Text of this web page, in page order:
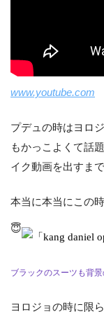
www.youtube.com
プデュの時はヨロ
もかっこよくて話
イク動画を出すま
本当に本当にこの
😇
ブラックのスーツも背
ヨロジョの時に限